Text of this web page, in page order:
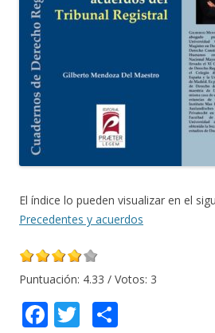
El índice lo pueden visualizar en el
Precedentes y acuerdos
Puntuación: 4.33 / Votos: 3
F T